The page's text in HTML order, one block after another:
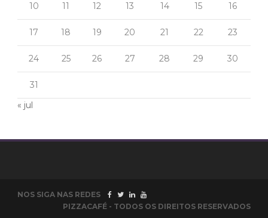
10 11 12 13 14 15 16
17 18 19 20 21 22 23
24 25 26 27 28 29 30
31
« jul
NOS SIGA NAS REDES
PIZZACAFÉ - TODOS OS DIREITOS RESERVADOS